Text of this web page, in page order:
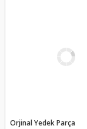
Orjinal Yedek Parça